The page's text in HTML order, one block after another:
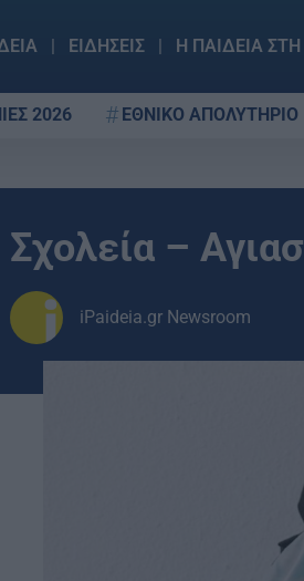
ΕΙΔΗΣΕΙΣ Η ΠΑΙΔΕΙΑ
2026 ΕΘΝΙΚΟ ΑΠΟΛΥΤΗΡΙΟ
Σχολεία –
iPaideia.gr Newsroom